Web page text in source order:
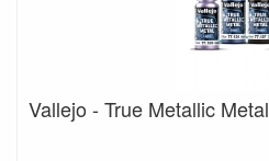
Vallejo - True Metallic Metal